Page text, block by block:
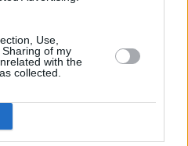
Use,
of my
with the
collected.
δεν αποτελεί
αλλά το πιο hot σημείο
με ένα event στον πιο
δρόμο της χώρας. Μην